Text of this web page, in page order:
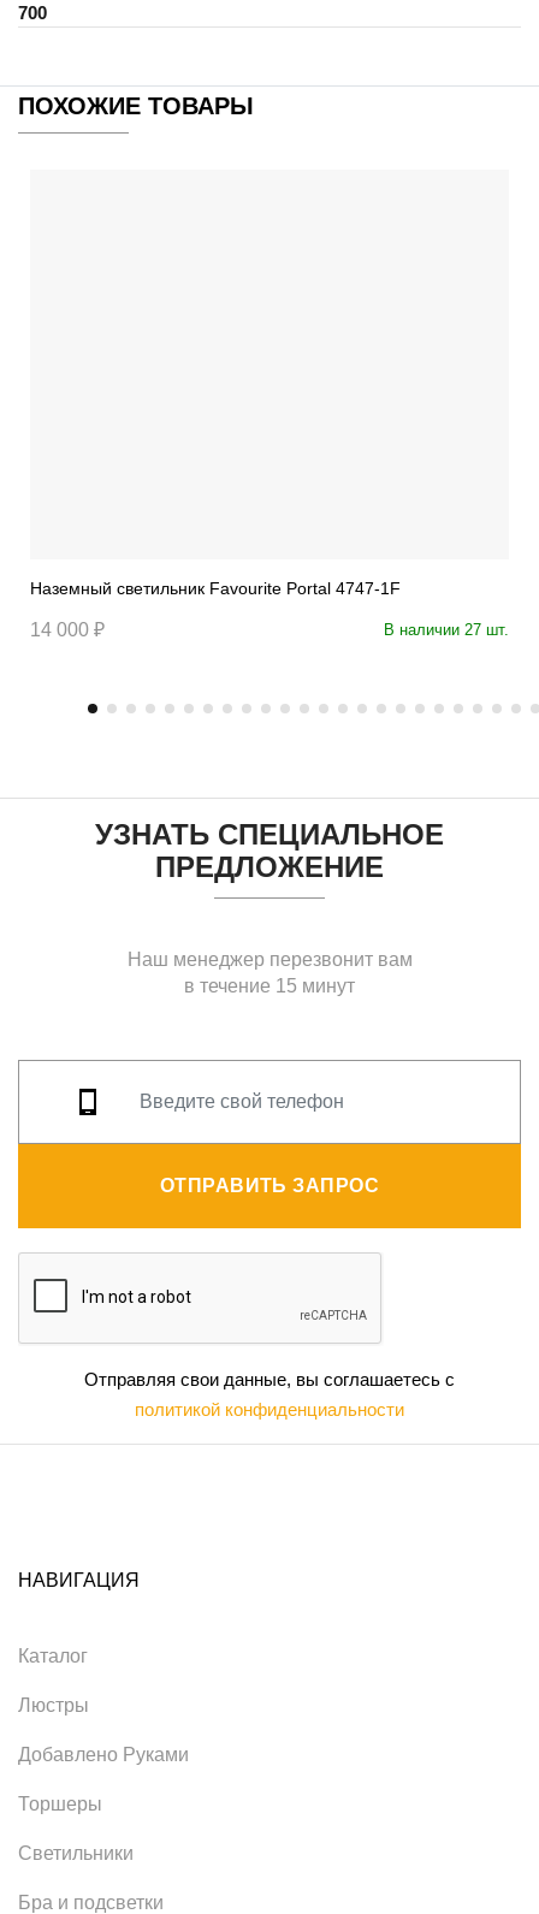
700
ПОХОЖИЕ ТОВАРЫ
Наземный светильник Favourite Portal 4747-1F
14 000 ₽ В наличии 27 шт.
УЗНАТЬ СПЕЦИАЛЬНОЕ
ПРЕДЛОЖЕНИЕ
Наш менеджер перезвонит вам
в течение 15 минут
ОТПРАВИТЬ ЗАПРОС
Отправляя свои данные, вы соглашаетесь с
политикой конфиденциальности
НАВИГАЦИЯ
Каталог
Люстры
Добавлено Руками
Торшеры
Светильники
Бра и подсветки